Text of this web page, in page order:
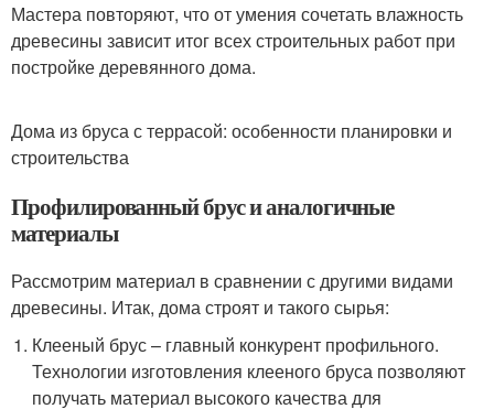
Мастера повторяют, что от умения сочетать влажность
древесины зависит итог всех строительных работ при
постройке деревянного дома.
Дома из бруса с террасой: особенности планировки и
строительства
Профилированный брус и аналогичные
материалы
Рассмотрим материал в сравнении с другими видами
древесины. Итак, дома строят и такого сырья:
Клееный брус – главный конкурент профильного.
Технологии изготовления клееного бруса позволяют
получать материал высокого качества для